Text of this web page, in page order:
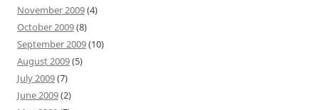
November 2009(4)
October 2009(8)
September 2009(10)
August 2009(5)
July 2009(7)
June 2009(2)